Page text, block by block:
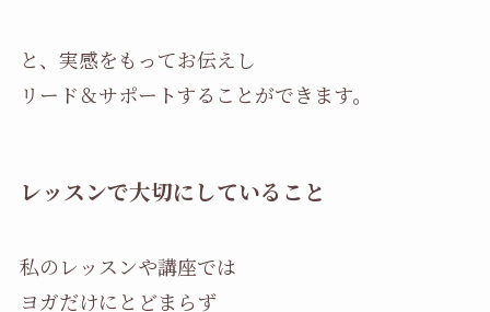
と、実感をもってお伝えし
リード＆サポートすることができます。
レッスンで大切にしていること
私のレッスンや講座では
ヨガだけにとどまらず